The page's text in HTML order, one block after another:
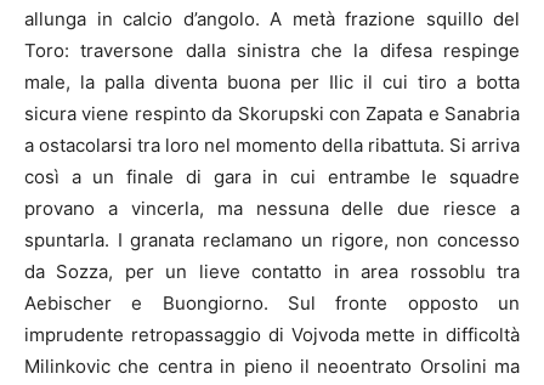
allunga in calcio d’angolo. A metà frazione squillo del
Toro: traversone dalla sinistra che la difesa respinge
male, la palla diventa buona per Ilic il cui tiro a botta
sicura viene respinto da Skorupski con Zapata e Sanabria
a ostacolarsi tra loro nel momento della ribattuta. Si arriva
così a un finale di gara in cui entrambe le squadre
provano a vincerla, ma nessuna delle due riesce a
spuntarla. I granata reclamano un rigore, non concesso
da Sozza, per un lieve contatto in area rossoblu tra
Aebischer e Buongiorno. Sul fronte opposto un
imprudente retropassaggio di Vojvoda mette in difficoltà
Milinkovic che centra in pieno il neoentrato Orsolini ma